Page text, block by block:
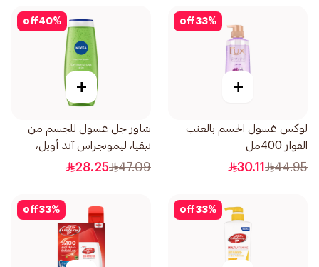
33%
off
+
لوكس غسول الجسم بالعنب
الفوار 400مل
44.95
30.11
40%
off
+
شاور جل غسول للجسم من
نيڤيا، ليمونجراس آند أويل،
زيوت العناية، 500 مل
47.09
28.25
33%
off
33%
off